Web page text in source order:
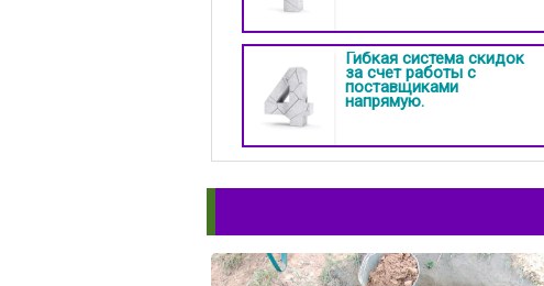
Гибкая система скидок
за счет работы с
поставщиками
напрямую.